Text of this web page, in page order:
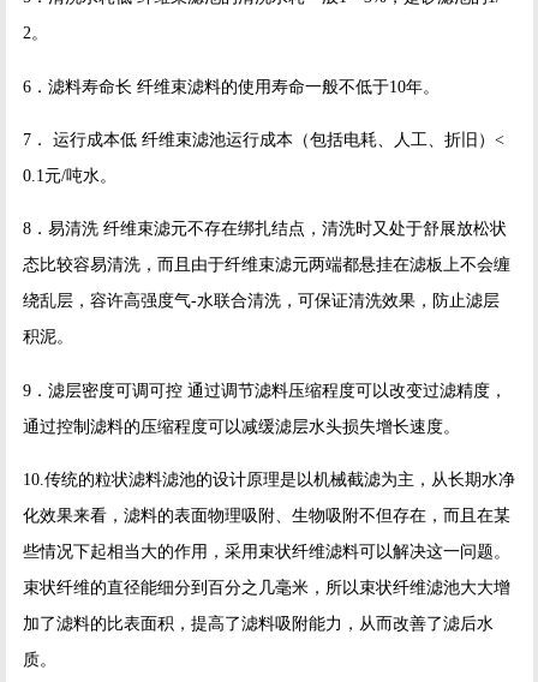
2。
6．滤料寿命长 纤维束滤料的使用寿命一般不低于10年。
7． 运行成本低 纤维束滤池运行成本（包括电耗、人工、折旧）<
0.1元/吨水。
8．易清洗 纤维束滤元不存在绑扎结点，清洗时又处于舒展放松状
态比较容易清洗，而且由于纤维束滤元两端都悬挂在滤板上不会缠
绕乱层，容许高强度气-水联合清洗，可保证清洗效果，防止滤层
积泥。
9．滤层密度可调可控 通过调节滤料压缩程度可以改变过滤精度，
通过控制滤料的压缩程度可以减缓滤层水头损失增长速度。
10.传统的粒状滤料滤池的设计原理是以机械截滤为主，从长期水净
化效果来看，滤料的表面物理吸附、生物吸附不但存在，而且在某
些情况下起相当大的作用，采用束状纤维滤料可以解决这一问题。
束状纤维的直径能细分到百分之几毫米，所以束状纤维滤池大大增
加了滤料的比表面积，提高了滤料吸附能力，从而改善了滤后水
质。